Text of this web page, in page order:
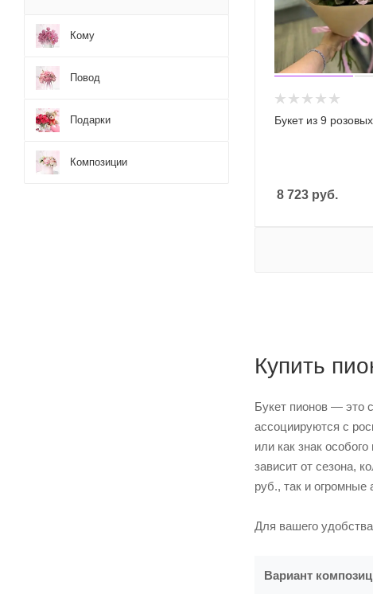
Букет из 9
8 723 руб.
Купить
Букет пионов — это
ассоциируются с
или как знак
зависит от сезона,
руб., так и огромные
Для вашего
Вариант
Кому
Повод
Подарки
Композиции